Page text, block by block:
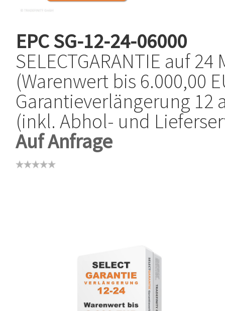
EPCSG-12-24-06000
SELECTGARANTIE auf 24
(Warenwert bis 6.000,00
Garantieverlängerung 12
(inkl. Abhol- und
Auf Anfrage